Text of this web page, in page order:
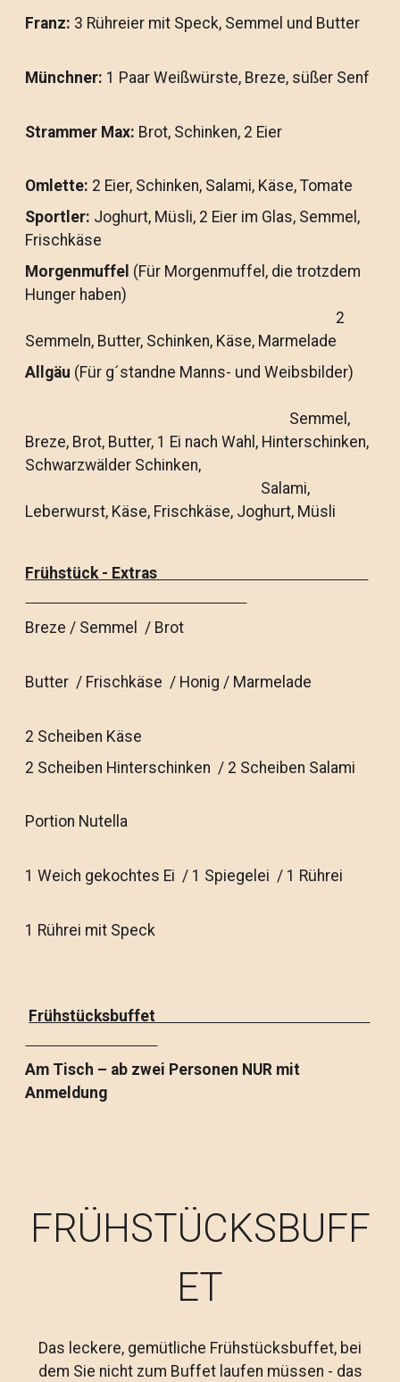
Franz: 3 Rühreier mit Speck, Semmel und Butter
Münchner: 1 Paar Weißwürste, Breze, süßer Senf
Strammer Max: Brot, Schinken, 2 Eier
Omlette: 2 Eier, Schinken, Salami, Käse, Tomate
Sportler: Joghurt, Müsli, 2 Eier im Glas, Semmel,
Frischkäse
Morgenmuffel (Für Morgenmuffel, die trotzdem
Hunger haben)
2
Semmeln, Butter, Schinken, Käse, Marmelade
Allgäu (Für g´standne Manns- und Weibsbilder)
Semmel,
Breze, Brot, Butter, 1 Ei nach Wahl, Hinterschinken,
Schwarzwälder Schinken,
Salami,
Leberwurst, Käse, Frischkäse, Joghurt, Müsli
Frühstück - Extras
Breze / Semmel / Brot
Butter / Frischkäse / Honig / Marmelade
2 Scheiben Käse
2 Scheiben Hinterschinken / 2 Scheiben Salami
Portion Nutella
1 Weich gekochtes Ei / 1 Spiegelei / 1 Rührei
1 Rührei mit Speck
Frühstücksbuffet
Am Tisch – ab zwei Personen NUR mit
Anmeldung
FRÜHSTÜCKSBUFF
ET
Das leckere, gemütliche Frühstücksbuffet, bei
dem Sie nicht zum Buffet laufen müssen - das